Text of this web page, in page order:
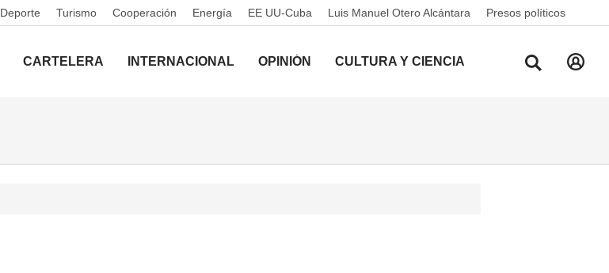
Deporte Turismo Cooperación Energía EE UU-Cuba Luis Manuel Otero Alcántara Presos políticos
CARTELERA INTERNACIONAL OPINIÓN CULTURA Y CIENCIA